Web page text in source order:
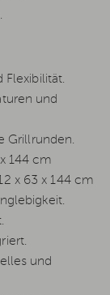
Flexibilität.
und
Grillrunden.
144 cm
x 63 x 144 cm
und